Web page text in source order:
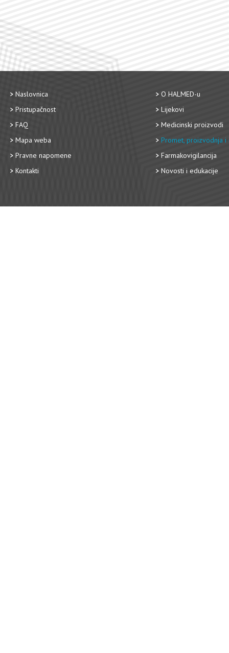
Naslovnica
Pristupačnost
FAQ
Mapa weba
Pravne napomene
Kontakti
O HALMED-u
Lijekovi
Medicinski proizvodi
Promet, proizvodnja i
Farmakovigilancija
Novosti i edukacije